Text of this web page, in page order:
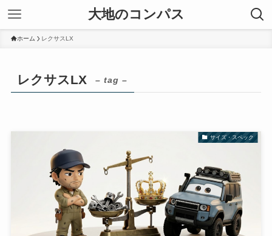
大地のコンパス
ホーム レクサスLX
レクサスLX – tag –
サイズ・スペック